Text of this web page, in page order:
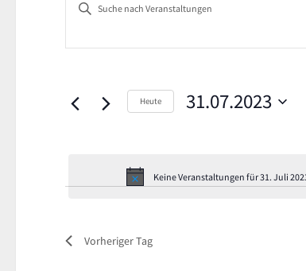
für
31.
2023
Keine Veranstaltungen für 31. Juli
Suche
und
Ansichten,
Navigation
Bitte
eingeben.
nach
Veranstaltungen
Heute 31.07.2023
Vorheriger Tag